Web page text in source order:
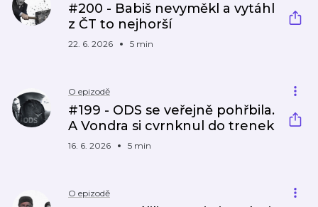
#200 - Babiš nevyměkl a vytáhl
z ČT to nejhorší
22. 6. 2026 5 min
O epizodě
#199 - ODS se veřejně pohřbila.
A Vondra si cvrnknul do trenek
16. 6. 2026 5 min
O epizodě